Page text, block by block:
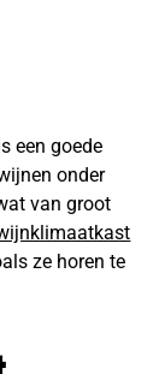
een goede
onder
van groot
ze horen te